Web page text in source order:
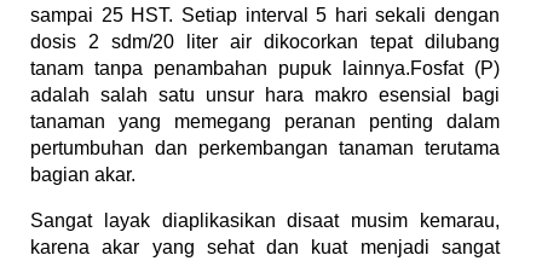
sampai 25 HST. Setiap interval 5 hari sekali dengan
dosis 2 sdm/20 liter air dikocorkan tepat dilubang
tanam tanpa penambahan pupuk lainnya.Fosfat (P)
adalah salah satu unsur hara makro esensial bagi
tanaman yang memegang peranan penting dalam
pertumbuhan dan perkembangan tanaman terutama
bagian akar.
Sangat layak diaplikasikan disaat musim kemarau,
karena akar yang sehat dan kuat menjadi sangat